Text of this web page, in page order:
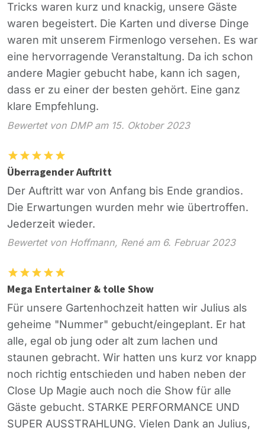
Tricks waren kurz und knackig, unsere Gäste
waren begeistert. Die Karten und diverse Dinge
waren mit unserem Firmenlogo versehen. Es war
eine hervorragende Veranstaltung. Da ich schon
andere Magier gebucht habe, kann ich sagen,
dass er zu einer der besten gehört. Eine ganz
klare Empfehlung.
Bewertet von DMP am 15. Oktober 2023
Überragender Auftritt
Der Auftritt war von Anfang bis Ende grandios.
Die Erwartungen wurden mehr wie übertroffen.
Jederzeit wieder.
Bewertet von Hoffmann, René am 6. Februar 2023
Mega Entertainer & tolle Show
Für unsere Gartenhochzeit hatten wir Julius als
geheime "Nummer" gebucht/eingeplant. Er hat
alle, egal ob jung oder alt zum lachen und
staunen gebracht. Wir hatten uns kurz vor knapp
noch richtig entschieden und haben neben der
Close Up Magie auch noch die Show für alle
Gäste gebucht. STARKE PERFORMANCE UND
SUPER AUSSTRAHLUNG. Vielen Dank an Julius,